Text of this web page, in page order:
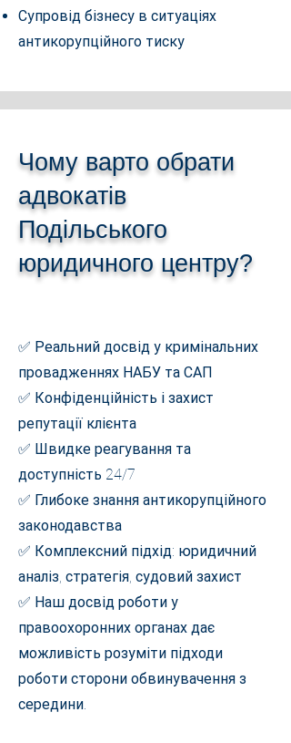
Супровід бізнесу в ситуаціях
антикорупційного тиску
Чому варто обрати
адвокатів
Подільського
юридичного центру?
✅ Реальний досвід у кримінальних
провадженнях НАБУ та САП
✅ Конфіденційність і захист
репутації клієнта
✅ Швидке реагування та
доступність 24/7
✅ Глибоке знання антикорупційного
законодавства
✅ Комплексний підхід: юридичний
аналіз, стратегія, судовий захист
✅ Наш досвід роботи у
правоохоронних органах дає
можливість розуміти підходи
роботи сторони обвинувачення з
середини.